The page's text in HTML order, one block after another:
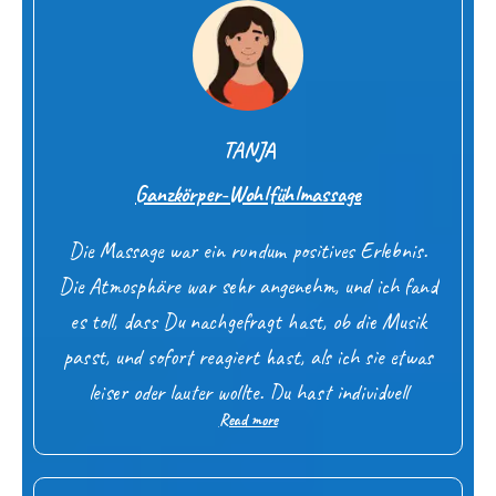
Grundhaltung, seinem Gegenüber mit der Massage
"dienen" zu wollen, war es sehr leicht für mich, zu
vertrauen und mich der wohlig, warmen besonderen
Ganzkörpermassage hinzugeben.
TANJA
Ganzkörper-Wohlfühlmassage
Die Massage war ein rundum positives Erlebnis.
Die Atmosphäre war sehr angenehm, und ich fand
es toll, dass Du nachgefragt hast, ob die Musik
passt, und sofort reagiert hast, als ich sie etwas
leiser oder lauter wollte. Du hast individuell
abgeklärt, was für mich stimmig ist, und im
Vorfeld alles zu Grenzen, Bedürfnissen und
Read more